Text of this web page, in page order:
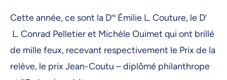
Cette année, ce sont la Dre Émilie L. Couture, le Dr
L. Conrad Pelletier et Michèle Ouimet qui ont brillé
de mille feux, recevant respectivement le Prix de la
relève, le prix Jean-Coutu – diplômé philanthrope